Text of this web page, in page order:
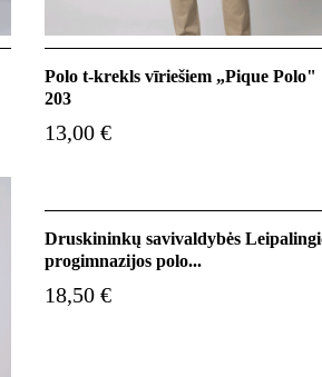
Polo t-krekls vīriešiem „Pique Polo"
203
13,00 €
Druskininkų savivaldybės
progimnazijos polo...
18,50 €